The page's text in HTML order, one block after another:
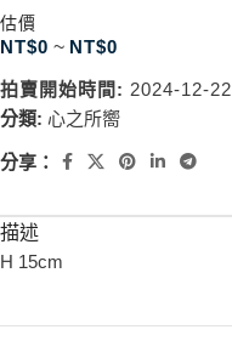
估價
NT$0 ~ NT$0
拍賣開始時間: 2024-12-
分類: 心之所嚮
分享：
描述
H 15cm